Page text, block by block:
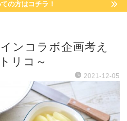
の方はコチラ！
ンコラボ企画考え
リコ～
2021-12-05